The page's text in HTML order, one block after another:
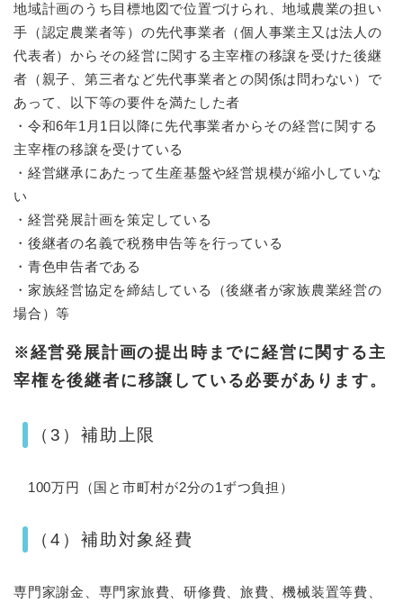
地域計画のうち目標地図で位置づけられ、地域農業の担い
手（認定農業者等）の先代事業者（個人事業主又は法人の
代表者）からその経営に関する主宰権の移譲を受けた後継
者（親子、第三者など先代事業者との関係は問わない）で
あって、以下等の要件を満たした者
・令和6年1月1日以降に先代事業者からその経営に関する
主宰権の移譲を受けている
・経営継承にあたって生産基盤や経営規模が縮小していな
い
・経営発展計画を策定している
・後継者の名義で税務申告等を行っている
・青色申告者である
・家族経営協定を締結している（後継者が家族農業経営の
場合）等
※経営発展計画の提出時までに経営に関する主
宰権を後継者に移譲している必要があります 。
（3）補助上限
100万円（国と市町村が2分の1ずつ負担）
（4）補助対象経費
専門家謝金、専門家旅費、研修費、旅費、機械装置等費、